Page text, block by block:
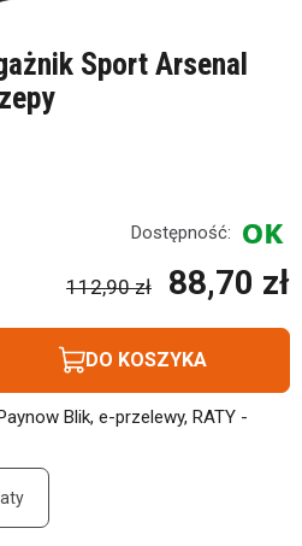
Sport Arsenal
Dostępność:
112,90 zł 88,70 zł
DO KOSZYKA
Blik, e-przelewy, RATY -